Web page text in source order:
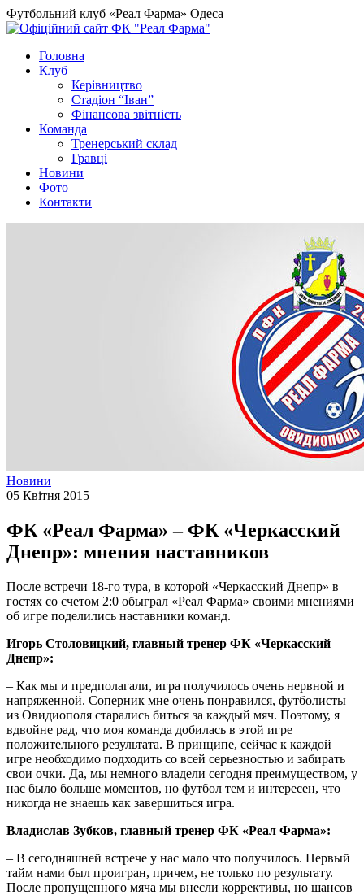
Футбольний клуб «Реал Фарма» Одеса
Головна
Клуб
Керівництво
Стадіон “Іван”
Фінансова звітність
Команда
Тренерський склад
Гравці
Новини
Фото
Контакти
Новини
05 Квітня 2015
ФК «Реал Фарма» – ФК «Черкасский
Днепр»: мнения наставников
После встречи 18-го тура, в которой «Черкасский Днепр» в
гостях со счетом 2:0 обыграл «Реал Фарма» своими мнениями
об игре поделились наставники команд.
Игорь Столовицкий, главный тренер ФК «Черкасский
Днепр»:
– Как мы и предполагали, игра получилось очень нервной и
напряженной. Соперник мне очень понравился, футболисты
из Овидиополя старались биться за каждый мяч. Поэтому, я
вдвойне рад, что моя команда добилась в этой игре
положительного результата. В принципе, сейчас к каждой
игре необходимо подходить со всей серьезностью и забирать
свои очки. Да, мы немного владели сегодня преимуществом, у
нас было больше моментов, но футбол тем и интересен, что
никогда не знаешь как завершиться игра.
Владислав Зубков, главный тренер ФК «Реал Фарма»:
– В сегодняшней встрече у нас мало что получилось. Первый
тайм нами был проигран, причем, не только по результату.
После пропущенного мяча мы внесли коррективы, но шансов